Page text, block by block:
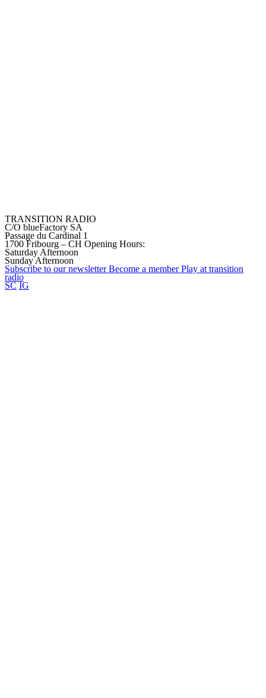
TRANSITION RADIO
C/O blueFactory SA
Passage du Cardinal 1
1700 Fribourg – CH Opening Hours:
Saturday Afternoon
Sunday Afternoon
Subscribe to ournewsletter Become a member Play at transition
radio
SC IG